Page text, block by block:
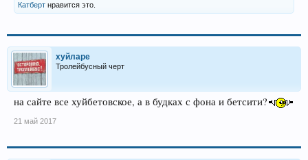
Катберт нравится это.
хуйларе
Тролейбусный черт
на сайте все хуйбетовское, а в будках с фона и бетсити?
21 май 2017